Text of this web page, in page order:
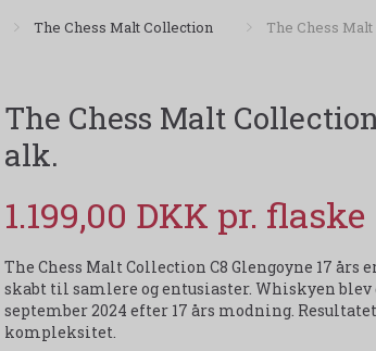
The Chess Malt Collection The Chess Malt
The Chess Malt
alk.
1.199,00 DKK
The Chess Malt Collection C8 Glengoyne 17
skabt til samlere og entusiaster. Whiskyen
september 2024 efter 17 års modning.
kompleksitet.